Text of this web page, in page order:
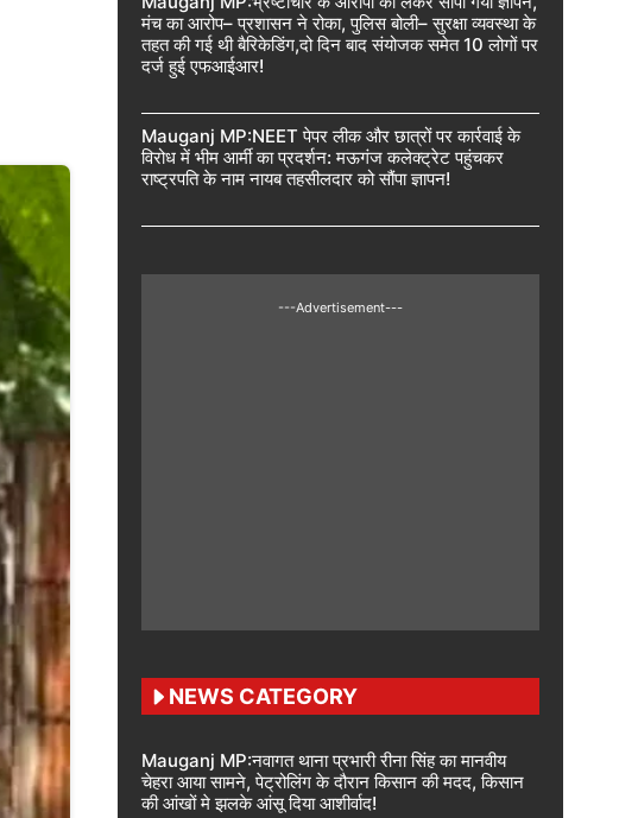
मंच का आरोप– प्रशासन ने रोका, पुलिस बोली– सुरक्षा व्यवस्था के
तहत की गई थी बैरिकेडिंग,दो दिन बाद संयोजक समेत 10 लोगों पर
दर्ज हुई एफआईआर!
Mauganj MP:NEET पेपर लीक और छात्रों पर कार्रवाई के
विरोध में भीम आर्मी का प्रदर्शन: मऊगंज कलेक्ट्रेट पहुंचकर
राष्ट्रपति के नाम नायब तहसीलदार को सौंपा ज्ञापन!
---Advertisement---
NEWS CATEGORY
Mauganj MP:नवागत थाना प्रभारी रीना सिंह का मानवीय
चेहरा आया सामने, पेट्रोलिंग के दौरान किसान की मदद, किसान
की आंखों मे झलके आंसू दिया आशीर्वाद!